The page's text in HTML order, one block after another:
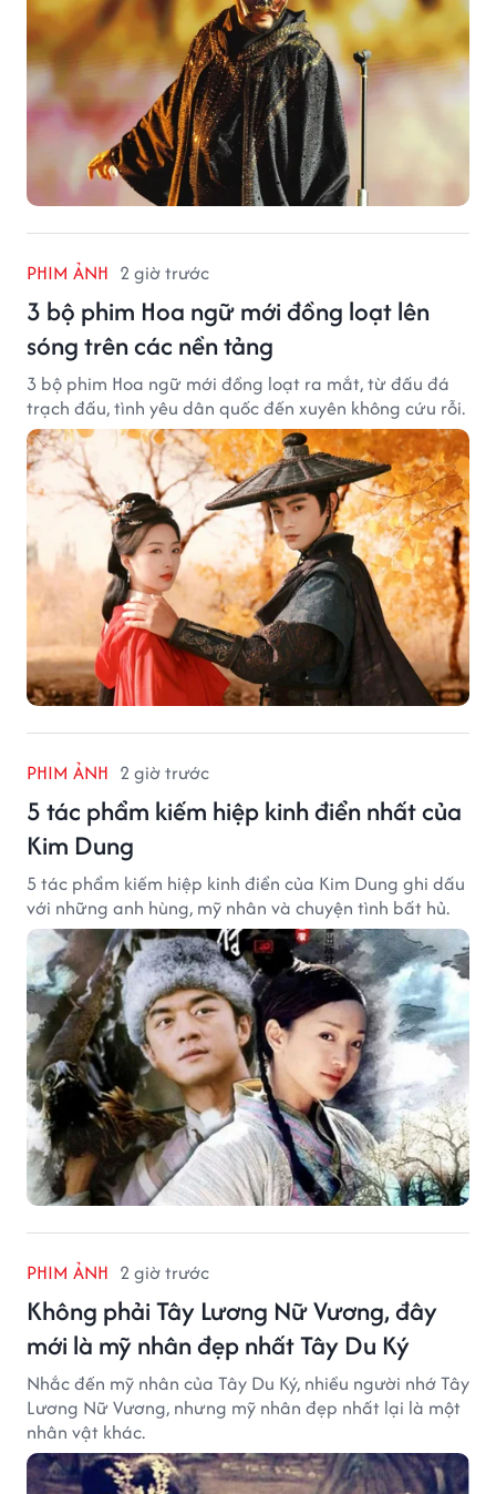
PHIM ẢNH 2 giờ trước
3 bộ phim Hoa ngữ mới đồng loạt lên
sóng trên các nền tảng
3 bộ phim Hoa ngữ mới đồng loạt ra mắt, từ đấu đá
trạch đấu, tình yêu dân quốc đến xuyên không cứu rỗi.
PHIM ẢNH 2 giờ trước
5 tác phẩm kiếm hiệp kinh điển nhất của
Kim Dung
5 tác phẩm kiếm hiệp kinh điển của Kim Dung ghi dấu
với những anh hùng, mỹ nhân và chuyện tình bất hủ.
PHIM ẢNH 2 giờ trước
Không phải Tây Lương Nữ Vương, đây
mới là mỹ nhân đẹp nhất Tây Du Ký
Nhắc đến mỹ nhân của Tây Du Ký, nhiều người nhớ Tây
Lương Nữ Vương, nhưng mỹ nhân đẹp nhất lại là một
nhân vật khác.